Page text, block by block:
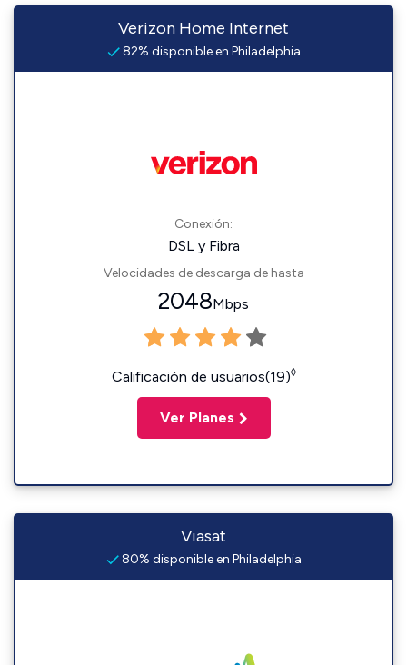
Verizon Home Internet
82% disponible en Philadelphia
Conexión:
DSL y Fibra
Velocidades de descarga de hasta
2048Mbps
Calificación de usuarios(19)◊
Ver Planes
Viasat
80% disponible en Philadelphia